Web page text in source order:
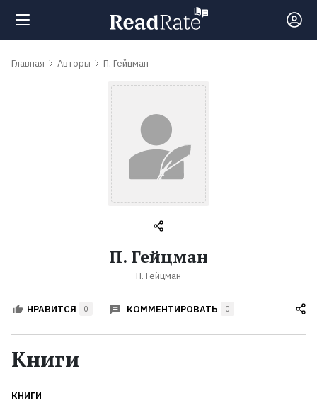
Поиск
Авторы
Жанры
Главная Авторы П. Гейцман
П. Гейцман
П. Гейцман
НРАВИТСЯ 0 КОММЕНТИРОВАТЬ 0
Книги
КНИГИ